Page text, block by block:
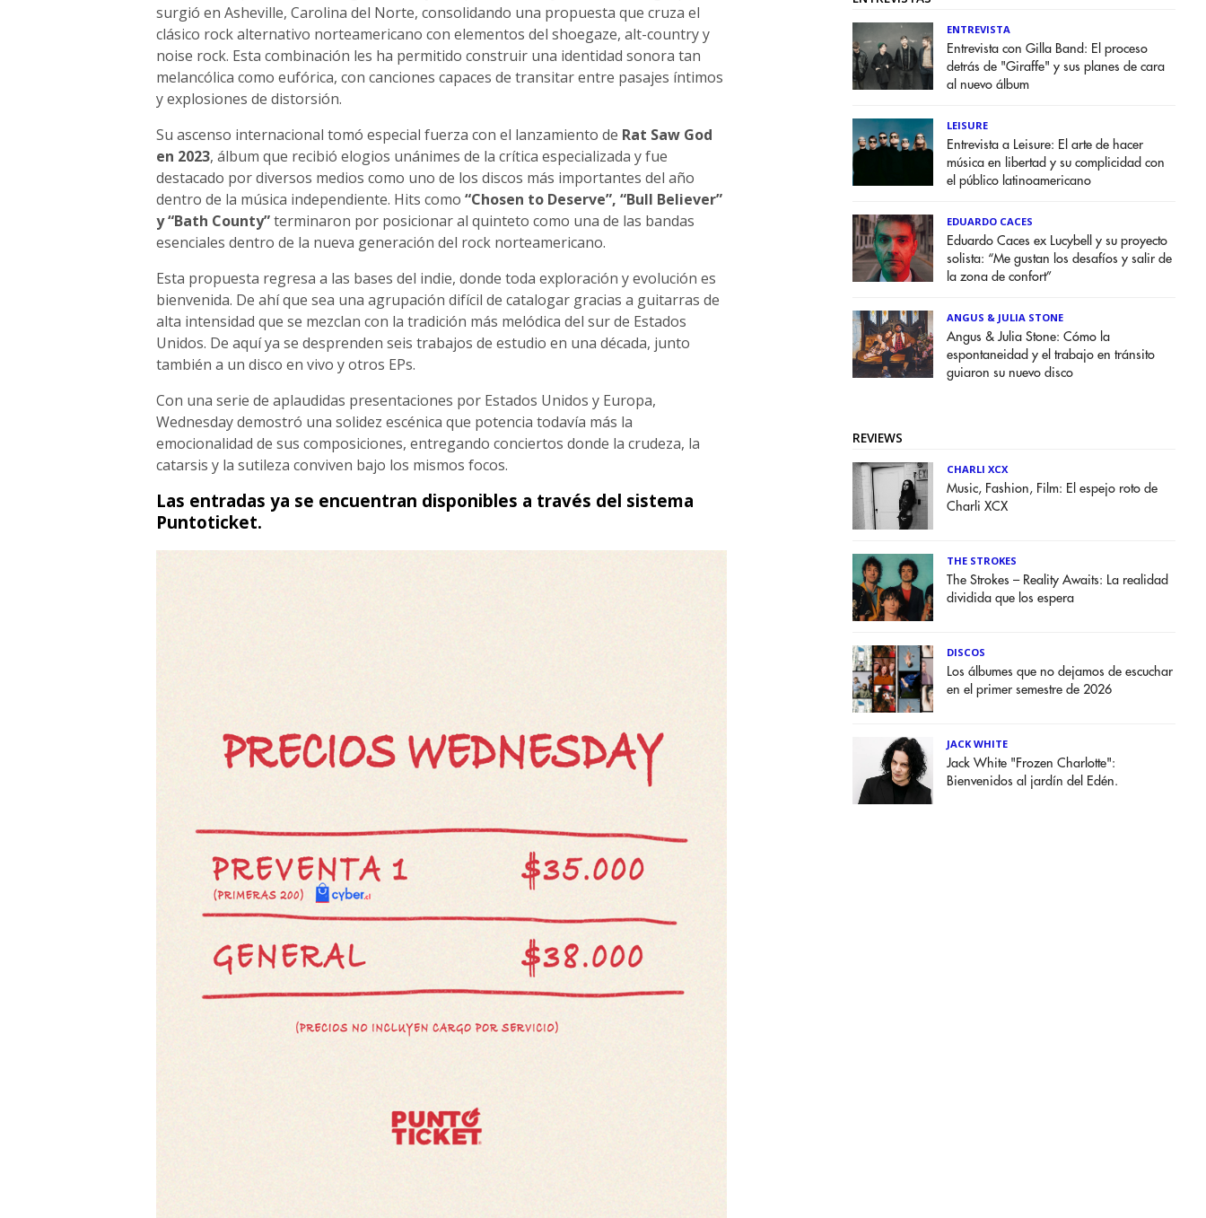
surgió en Asheville, Carolina del Norte, consolidando una propuesta que cruza el
clásico rock alternativo norteamericano con elementos del shoegaze, alt-country y
noise rock. Esta combinación les ha permitido construir una identidad sonora tan
melancólica como eufórica, con canciones capaces de transitar entre pasajes íntimos
y explosiones de distorsión.
Su ascenso internacional tomó especial fuerza con el lanzamiento de Rat Saw God
en 2023, álbum que recibió elogios unánimes de la crítica especializada y fue
destacado por diversos medios como uno de los discos más importantes del año
dentro de la música independiente. Hits como “Chosen to Deserve”, “Bull Believer”
y “Bath County”terminaron por posicionar al quinteto como una de las bandas
esenciales dentro de la nueva generación del rock norteamericano.
Esta propuesta regresa a las bases del indie, donde toda exploración y evolución es
bienvenida. De ahí que sea una agrupación difícil de catalogar gracias a guitarras de
alta intensidad que se mezclan con la tradición más melódica del sur de Estados
Unidos. De aquí ya se desprenden seis trabajos de estudio en una década, junto
también a un disco en vivo y otros EPs.
Con una serie de aplaudidas presentaciones por Estados Unidos y Europa,
Wednesday demostró una solidez escénica que potencia todavía más la
emocionalidad de sus composiciones, entregando conciertos donde la crudeza, la
catarsis y la sutileza conviven bajo los mismos focos.
Las entradas ya se encuentran disponibles a través del sistema
Puntoticket.
ENTREVISTA
Entrevista con Gilla Band: El proceso
detrás de "Giraffe" y sus planes de cara
al nuevo álbum
LEISURE
Entrevista a Leisure: El arte de hacer
música en libertad y su complicidad con
el público latinoamericano
EDUARDO CACES
Eduardo Caces ex Lucybell y su proyecto
solista: “Me gustan los desafíos y salir de
la zona de confort”
ANGUS & JULIA STONE
Angus & Julia Stone: Cómo la
espontaneidad y el trabajo en tránsito
guiaron su nuevo disco
REVIEWS
CHARLI XCX
Music, Fashion, Film: El espejo roto de
Charli XCX
THE STROKES
The Strokes – Reality Awaits: La realidad
dividida que los espera
DISCOS
Los álbumes que no dejamos de escuchar
en el primer semestre de 2026
JACK WHITE
Jack White "Frozen Charlotte":
Bienvenidos al jardín del Edén.